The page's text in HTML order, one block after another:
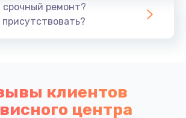
ремонт?
клиентов
центра